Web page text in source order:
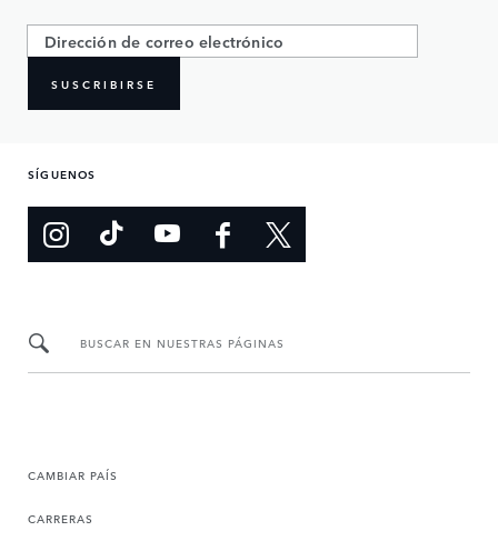
SUSCRIBIRSE
SÍGUENOS
BUSCAR EN NUESTRAS PÁGINAS
CAMBIAR PAÍS
CARRERAS